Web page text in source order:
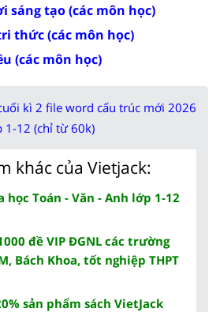
sáng tạo (các môn học)
thức (các môn học)
(các môn học)
kì 2 file word cấu trúc mới 2026
1-12 (chỉ từ 60k)
khác của Vietjack:
học Toán - Văn - Anh lớp 1-12
đề VIP ĐGNL các trường
Bách Khoa, tốt nghiệp THPT
sản phẩm sách VietJack